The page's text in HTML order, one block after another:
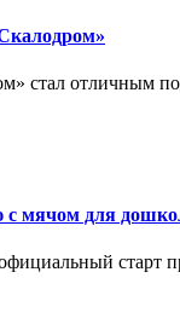
стал отличным
с мячом для